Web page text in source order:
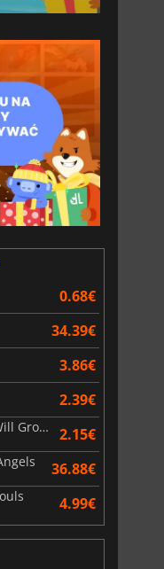
15.48
0.68€
34.39€
3.86€
2.39€
Melting Hearts Our Love Will Grow 2 2.15€
36.88€
4.99€